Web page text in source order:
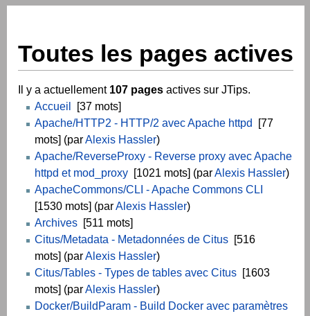
Toutes les pages actives
Il y a actuellement 107 pages actives sur JTips.
Accueil
[37 mots]
Apache/HTTP2 - HTTP/2 avec Apache httpd
[77
mots] (parAlexis Hassler)
Apache/ReverseProxy - Reverse proxy avec Apache
httpd et mod_proxy [1021 mots] (parAlexis Hassler)
ApacheCommons/CLI - Apache Commons CLI
[1530 mots] (parAlexis Hassler)
Archives [511 mots]
Citus/Metadata - Metadonnées de Citus [516
mots] (parAlexis Hassler)
Citus/Tables - Types de tables avec Citus [1603
mots] (parAlexis Hassler)
Docker/BuildParam - Build Docker avec paramètres